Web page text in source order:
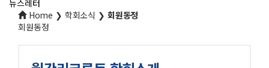
뉴스레터
Home ❯ 학회소식 ❯ 회원동정
회원동정